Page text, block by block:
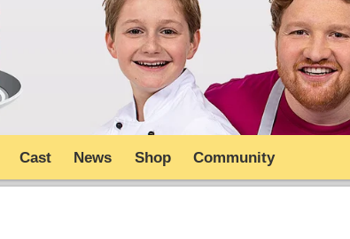
Cast News Shop Community